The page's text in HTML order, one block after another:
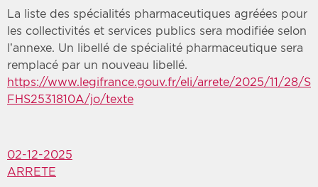
La liste des spécialités pharmaceutiques agréées pour
les collectivités et services publics sera modifiée selon
l’annexe. Un libellé de spécialité pharmaceutique sera
remplacé par un nouveau libellé.
https://www.legifrance.gouv.fr/eli/arrete/2025/11/28/S
FHS2531810A/jo/texte
02-12-2025
ARRETE